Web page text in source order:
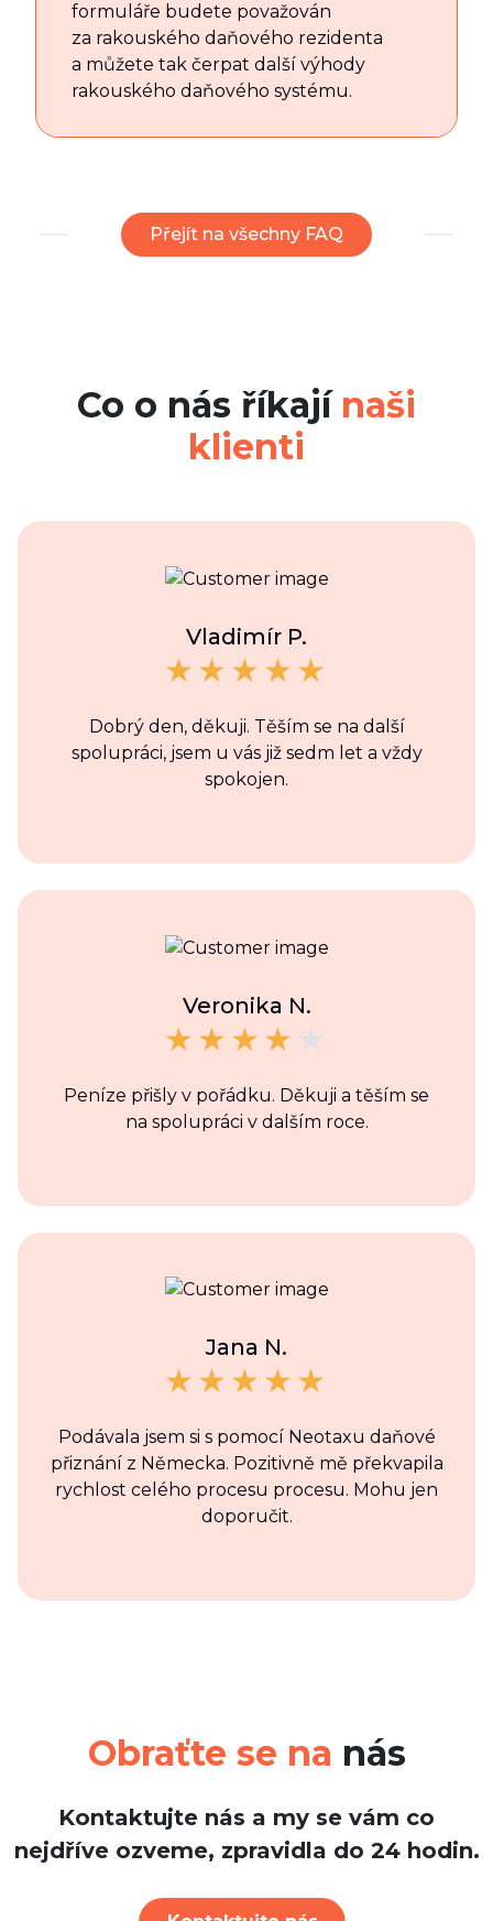
formuláře budete považován
za rakouského daňového rezidenta
a můžete tak čerpat další výhody
rakouského daňového systému.
Přejít na všechny FAQ
Co o nás říkají naši
klienti
Vladimír P.
Dobrý den, děkuji. Těším se na další
spolupráci, jsem u vás již sedm let a vždy
spokojen.
Veronika N.
Peníze přišly v pořádku. Děkuji a těším se
na spolupráci v dalším roce.
Jana N.
Podávala jsem si s pomocí Neotaxu daňové
přiznání z Německa. Pozitivně mě překvapila
rychlost celého procesu procesu. Mohu jen
doporučit.
Obraťte se na nás
Kontaktujte nás a my se vám co
nejdříve ozveme, zpravidla do 24 hodin.